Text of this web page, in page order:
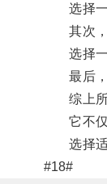
选择一
其次，
选择一
最后，
综上所
它不仅
选择适
#18#